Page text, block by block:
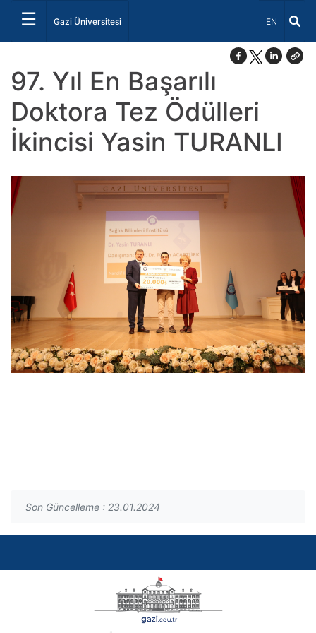
☰ Gazi Üniversitesi Dil Seçiniz
EN
97. Yıl En Başarılı
Doktora Tez Ödülleri
İkincisi Yasin TURANLI
Son Güncelleme : 23.01.2024